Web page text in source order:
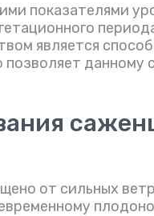
показателями
является
данному
от сильных